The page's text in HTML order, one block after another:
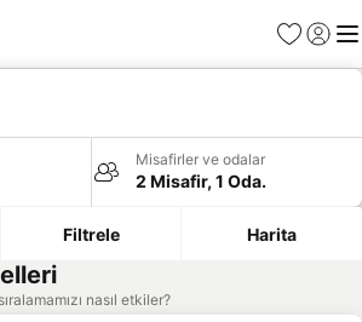
Favoriler
Giriş
Misafirler ve odalar
2 Misafir, 1 Oda.
Filtrele Harita
nasıl etkiler?